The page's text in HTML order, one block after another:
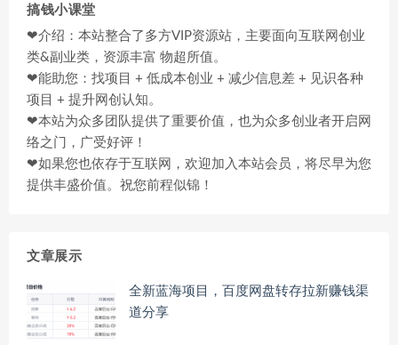
搞钱小课堂
❤介绍：本站整合了多方VIP资源站，主要面向互联网创业
类&副业类，资源丰富 物超所值。
❤能助您：找项目 + 低成本创业 + 减少信息差 + 见识各种
项目 + 提升网创认知。
❤本站为众多团队提供了重要价值，也为众多创业者开启网
络之门，广受好评！
❤如果您也依存于互联网，欢迎加入本站会员，将尽早为您
提供丰盛价值。祝您前程似锦！
文章展示
全新蓝海项目，百度网盘转存拉新赚钱渠
道分享